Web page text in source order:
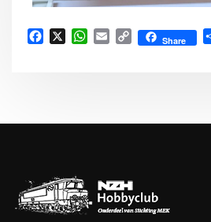
Facebook
X WhatsApp
EmailCopy
Link
Share